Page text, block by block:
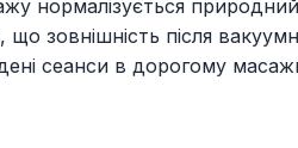
нормалізується
зовнішність після
сеанси в дорогому